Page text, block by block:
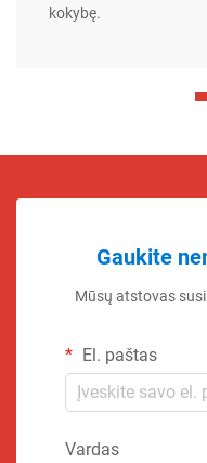
kokybę.
Gaukite
Mūsų atstovas
El. paštas
Vardas